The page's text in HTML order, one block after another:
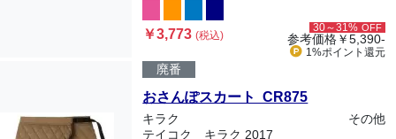
￥3,773(税込)
30～31% OFF
参考価格￥5,390-
1%ポイント 還元
廃番
おさんぽスカート CR875
キラク
その他
テイコク キラク 2017